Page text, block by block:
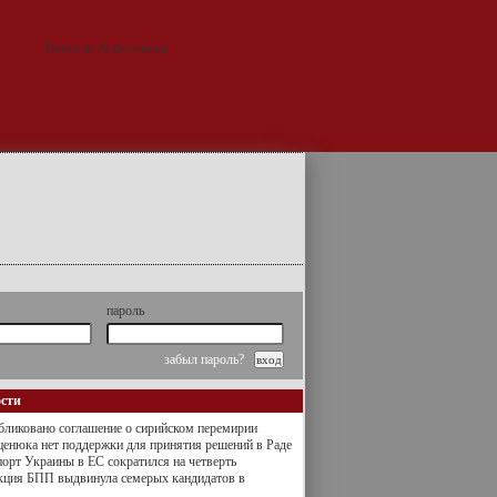
пароль
забыл пароль?
соглашение о сирийском перемирии
нет поддержки для принятия решений в Раде
Украины в ЕС сократился на четверть
БПП выдвинула семерых кандидатов в